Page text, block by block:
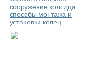
сооружение колодца:
способы монтажа и
установки колец